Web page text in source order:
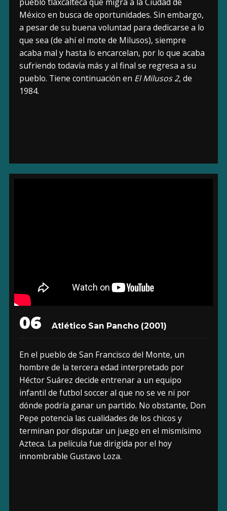
México en busca de oportunidades. Sin embargo,
a pesar de su buena voluntad para dedicarse a lo
que sea (de ahí el mote de Milusos), siempre
acaba mal y hasta lo encarcelan, por lo que acaba
sufriendo todavía más y al final se regresa a su
pueblo. Tiene continuación en El Milusos 2, de
1984.
06 Atlético San Pancho (2001)
En el pueblo de San Francisco del Monte, un
hombre de la tercera edad interpretado por
Héctor Suárez decide entrenar a un equipo
infantil de futbol soccer al que no se ve ni por
dónde podría ganar un partido. No obstante, Don
Pepe potencia las cualidades de los chicos y
terminan por disputar un juego en el mismísimo
Azteca. La película fue dirigida por el hoy
innombrable Gustavo Loza.